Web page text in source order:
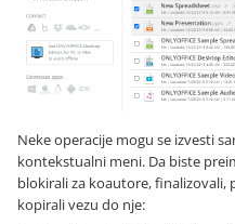
Neke operacije mogu se izvesti
kontekstualni meni. Da biste
blokirali za koautore, finalizovali,
kopirali vezu do nje: